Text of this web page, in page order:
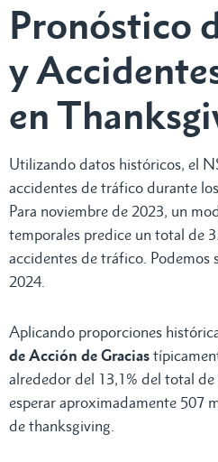
Pronóstico
y
en
Utilizando datos históricos, el
accidentes de tráfico durante
Para noviembre de 2023, un
temporales predice un total de
accidentes de tráfico. Podemos
2024.
Aplicando proporciones
de Acción de Gracias
alrededor del 13,1% del total
esperar aproximadamente 507
de thanksgiving.